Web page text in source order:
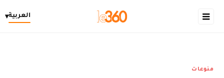
العربية▾
منوعات